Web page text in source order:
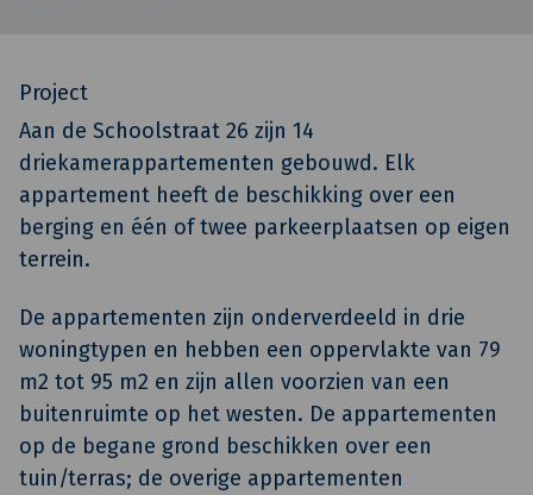
Project
Aan de Schoolstraat 26 zijn 14
driekamerappartementen gebouwd. Elk
appartement heeft de beschikking over een
berging en één of twee parkeerplaatsen op eigen
terrein.
De appartementen zijn onderverdeeld in drie
woningtypen en hebben een oppervlakte van 79
m2 tot 95 m2 en zijn allen voorzien van een
buitenruimte op het westen. De appartementen
op de begane grond beschikken over een
tuin/terras; de overige appartementen